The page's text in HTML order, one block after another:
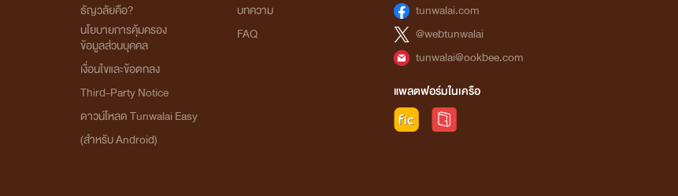
ธัญวลัยคือ?
นโยบายการคุ้มครอง
ข้อมูลส่วนบุคคล
เงื่อนไขและข้อตกลง
Third-Party Notice
ดาวน์โหลด Tunwalai Easy
(สำหรับ Android)
บทความ
FAQ
tunwalai.com
@webtunwalai
tunwalai@ookbee.com
แพลตฟอร์มในเครือ